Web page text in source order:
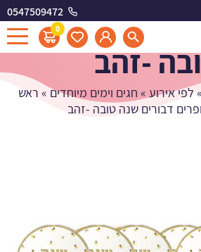
0547509472
0
דבורים שנה
-זהב
» לפי אירוע » חגים וימים מיוחדים» ראש
דבורים שנה טובה -זהב